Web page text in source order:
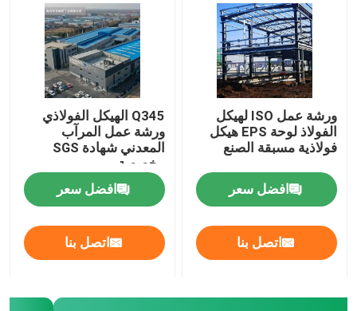
ورشة عمل ISO لهيكل
الفولاذ لوحة EPS هيكل
فولاذية مسبقة الصنع
افضل سعر
اتصل بنا
Q345 الهيكل الفولاذي
ورشة عمل المرآب
المعدني شهادة SGS
مخصصة
افضل سعر
اتصل بنا